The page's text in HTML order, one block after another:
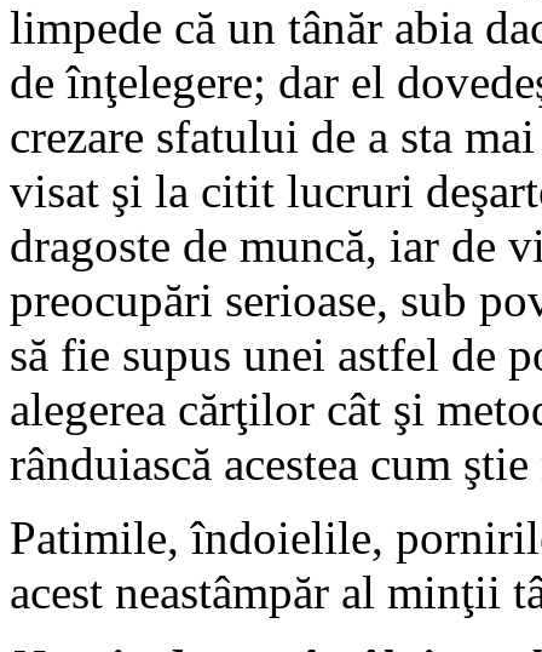
limpede că un tânăr abia
de înţelegere; dar el
crezare sfatului de a sta
visat şi la citit lucruri
dragoste de muncă, iar de
preocupări serioase, sub
să fie supus unei astfel de
alegerea cărţilor cât şi
rânduiască acestea cum
Patimile, îndoielile,
acest neastâmpăr al minţii